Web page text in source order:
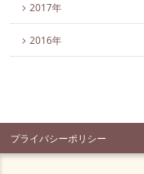
2017年
2016年
プライバシーポリシー